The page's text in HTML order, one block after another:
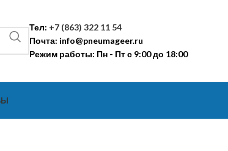
Тел: +7 (863) 322 11 54
Почта: info@pneumageer.ru
Режим работы: Пн - Пт с 9:00 до 18:00